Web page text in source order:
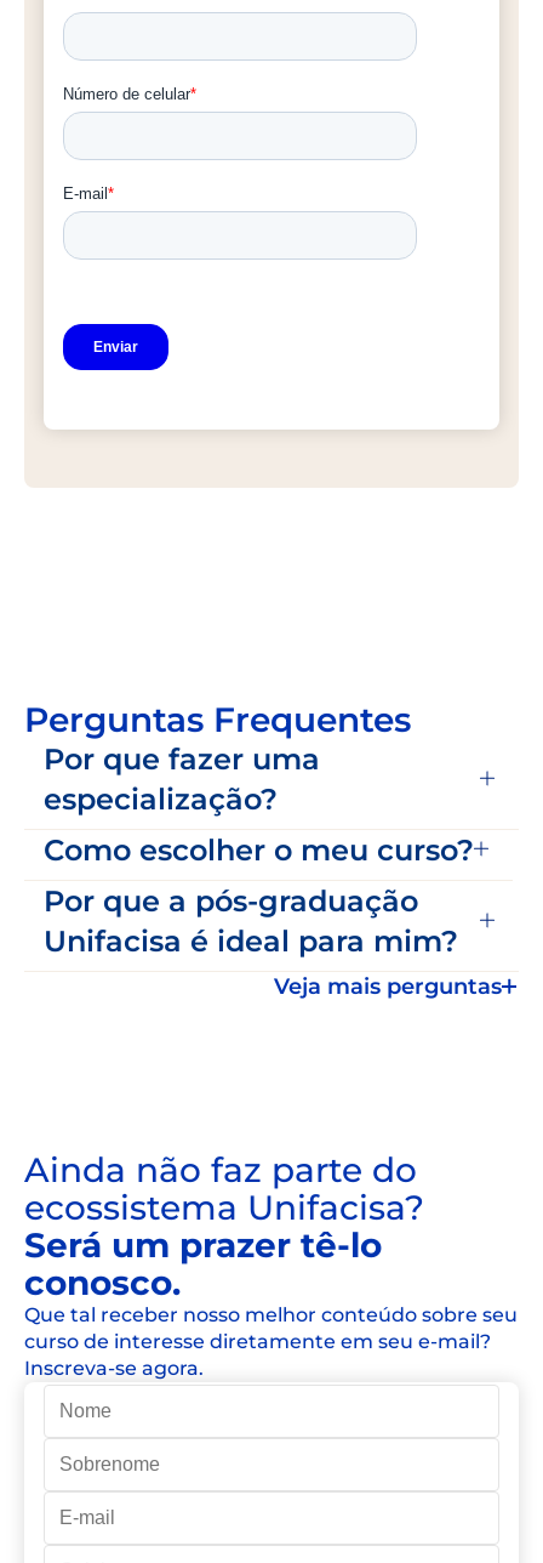
Perguntas Frequentes
Por que fazer uma
especialização?
Como escolher o meu curso?
Por que a pós-graduação
Unifacisa é ideal para mim?
Veja mais perguntas
Ainda não faz parte do
ecossistema Unifacisa?
Será um prazer tê-lo
conosco.
Que tal receber nosso melhor conteúdo sobre seu
curso de interesse diretamente em seu e-mail?
Inscreva-se agora.